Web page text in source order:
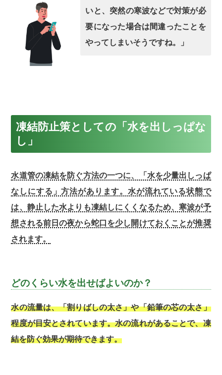
いと、突然の寒波などで対策が必
要になった場合は間違ったことを
やってしまいそうですね。」
凍結防止策としての「水を出しっぱな
し」
水道管の凍結を防ぐ方法の一つに、「水を少量出しっぱ
なしにする」方法があります。水が流れている状態で
は、静止した水よりも凍結しにくくなるため、寒波が予
想される前日の夜から蛇口を少し開けておくことが推奨
されます。
どのくらい水を出せばよいのか？
水の流量は、「割りばしの太さ」や「鉛筆の芯の太さ」
程度が目安とされています。水の流れがあることで、凍
結を防ぐ効果が期待できます。